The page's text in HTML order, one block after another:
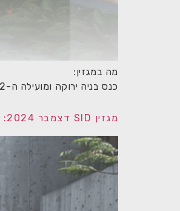
מה במגזין:
כנס בניה ירוקה ומועילה ה-2 שהתקיים ב- 13.2.25; סיכום הכנס
מגזין SID דצמבר 2024: חדשנות מועילה בבנייה